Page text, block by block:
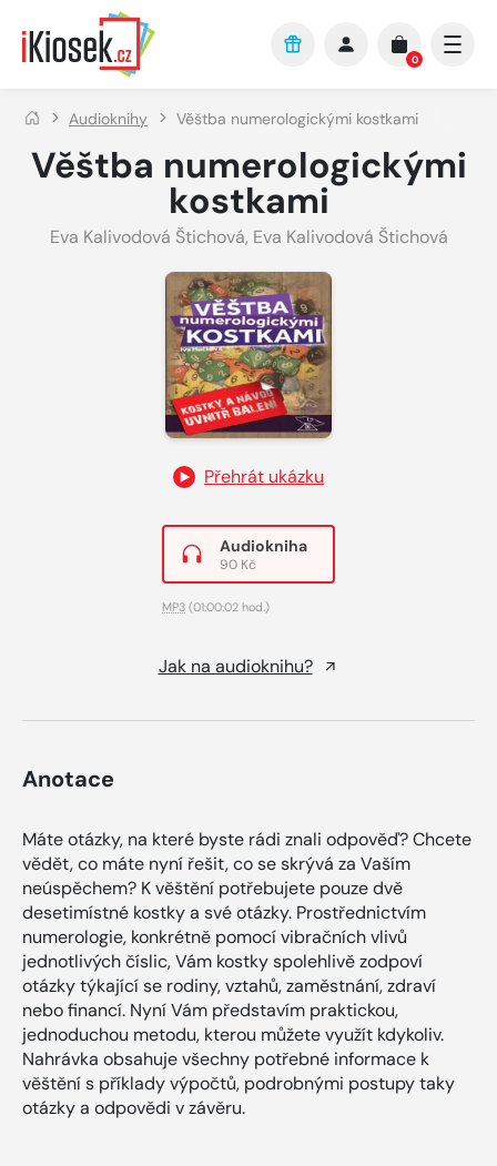
Přejít na hlavní obsah
0
Audioknihy Věštba numerologickými kostkami
Věštba numerologickými
kostkami
Eva Kalivodová Štichová, Eva Kalivodová Štichová
Přehrát ukázku
Audiokniha
90 Kč
MP3 (01:00:02 hod.)
Jak na audioknihu?
Anotace
Máte otázky, na které byste rádi znali odpověď? Chcete
vědět, co máte nyní řešit, co se skrývá za Vaším
neúspěchem? K věštění potřebujete pouze dvě
desetimístné kostky a své otázky. Prostřednictvím
numerologie, konkrétně pomocí vibračních vlivů
jednotlivých číslic, Vám kostky spolehlivě zodpoví
otázky týkající se rodiny, vztahů, zaměstnání, zdraví
nebo financí. Nyní Vám představím praktickou,
jednoduchou metodu, kterou můžete využít kdykoliv.
Nahrávka obsahuje všechny potřebné informace k
věštění s příklady výpočtů, podrobnými postupy taky
otázky a odpovědi v závěru.